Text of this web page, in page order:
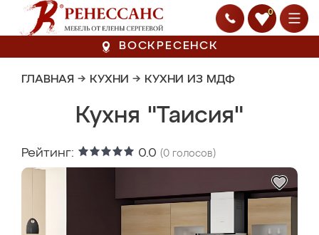
0
ВОСКРЕСЕНСК
ГЛАВНАЯ → КУХНИ → КУХНИ ИЗ МДФ
Кухня "Таисия"
Рейтинг: 0.0 (0 голосов)